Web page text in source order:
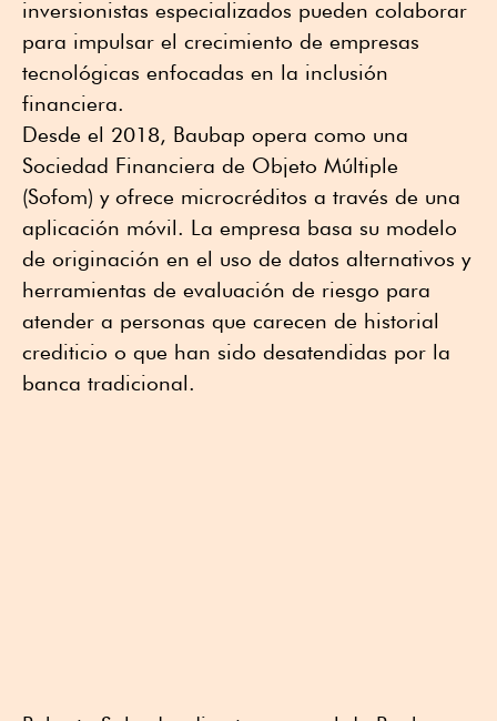
inversionistas especializados pueden colaborar
para impulsar el crecimiento de empresas
tecnológicas enfocadas en la inclusión
financiera.
Desde el 2018, Baubap opera como una
Sociedad Financiera de Objeto Múltiple
(Sofom) y ofrece microcréditos a través de una
aplicación móvil. La empresa basa su modelo
de originación en el uso de datos alternativos y
herramientas de evaluación de riesgo para
atender a personas que carecen de historial
crediticio o que han sido desatendidas por la
banca tradicional.